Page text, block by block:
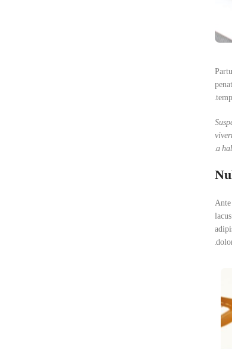
a
Ante